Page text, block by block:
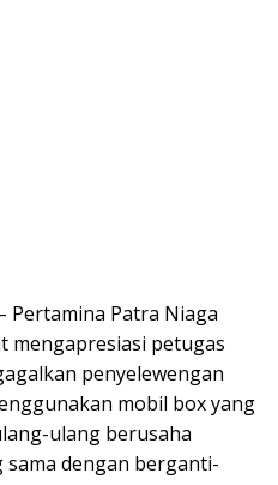
Pertamina Patra Niaga
mengapresiasi petugas
penyelewengan
mobil box yang
ulang berusaha
sama dengan berganti-